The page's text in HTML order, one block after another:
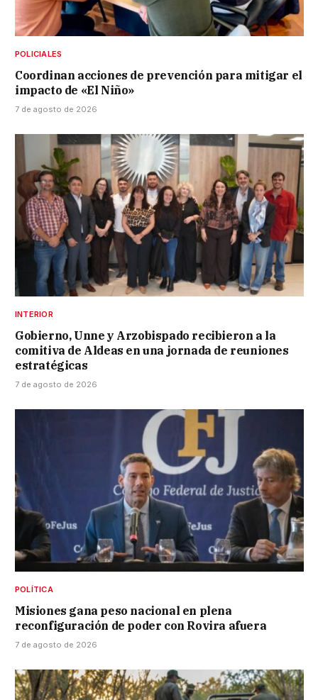
POLICIALES
Coordinan acciones de prevención para mitigar el
impacto de «El Niño»
7 de agosto de 2026
INTERIOR
Gobierno, Unne y Arzobispado recibieron a la
comitiva de Aldeas en una jornada de reuniones
estratégicas
7 de agosto de 2026
POLÍTICA
Misiones gana peso nacional en plena
reconfiguración de poder con Rovira afuera
7 de agosto de 2026